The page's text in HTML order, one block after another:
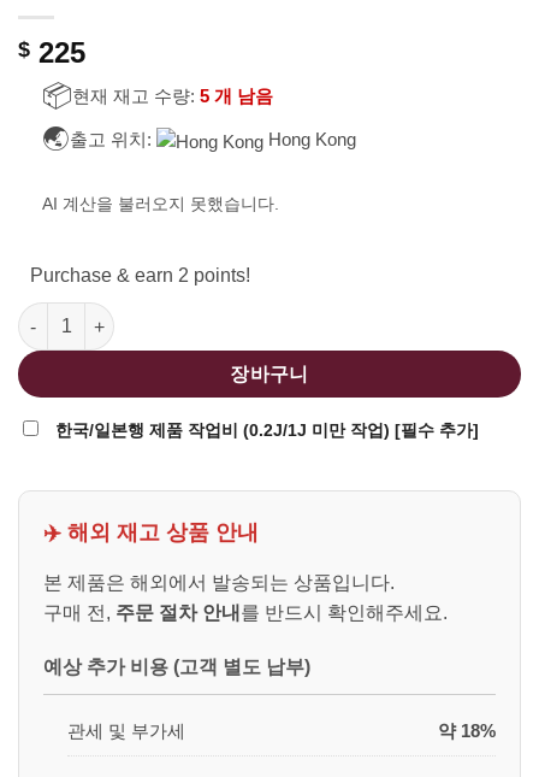
$ 225
📦현재 재고 수량: 5 개 남음
🌏출고 위치: Hong Kong
AI 계산을 불러오지 못했습니다.
Purchase & earn 2 points!
FCW MWS 컨버전용 M16 M203 유탄발사기 + 스톡 세트 수량
장바구니
한국/일본행 제품 작업비 (0.2J/1J 미만 작업) [필수 추가]
✈️ 해외 재고 상품 안내
본 제품은 해외에서 발송되는 상품입니다.
구매 전, 주문 절차 안내 를 반드시 확인해주세요.
예상 추가 비용 (고객 별도 납부)
관세 및 부가세 약 18%